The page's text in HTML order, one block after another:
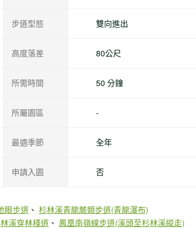
步道型態 雙向進出
高度落差 80公尺
所需時間 50 分鐘
所屬園區 -
最適季節 全年
申請入園 否
眼步道
杉林溪青龍蕨類步道(青龍瀑布)
溪穿林棧道
鳳凰南嶺線步道(溪頭至杉林溪縱走)